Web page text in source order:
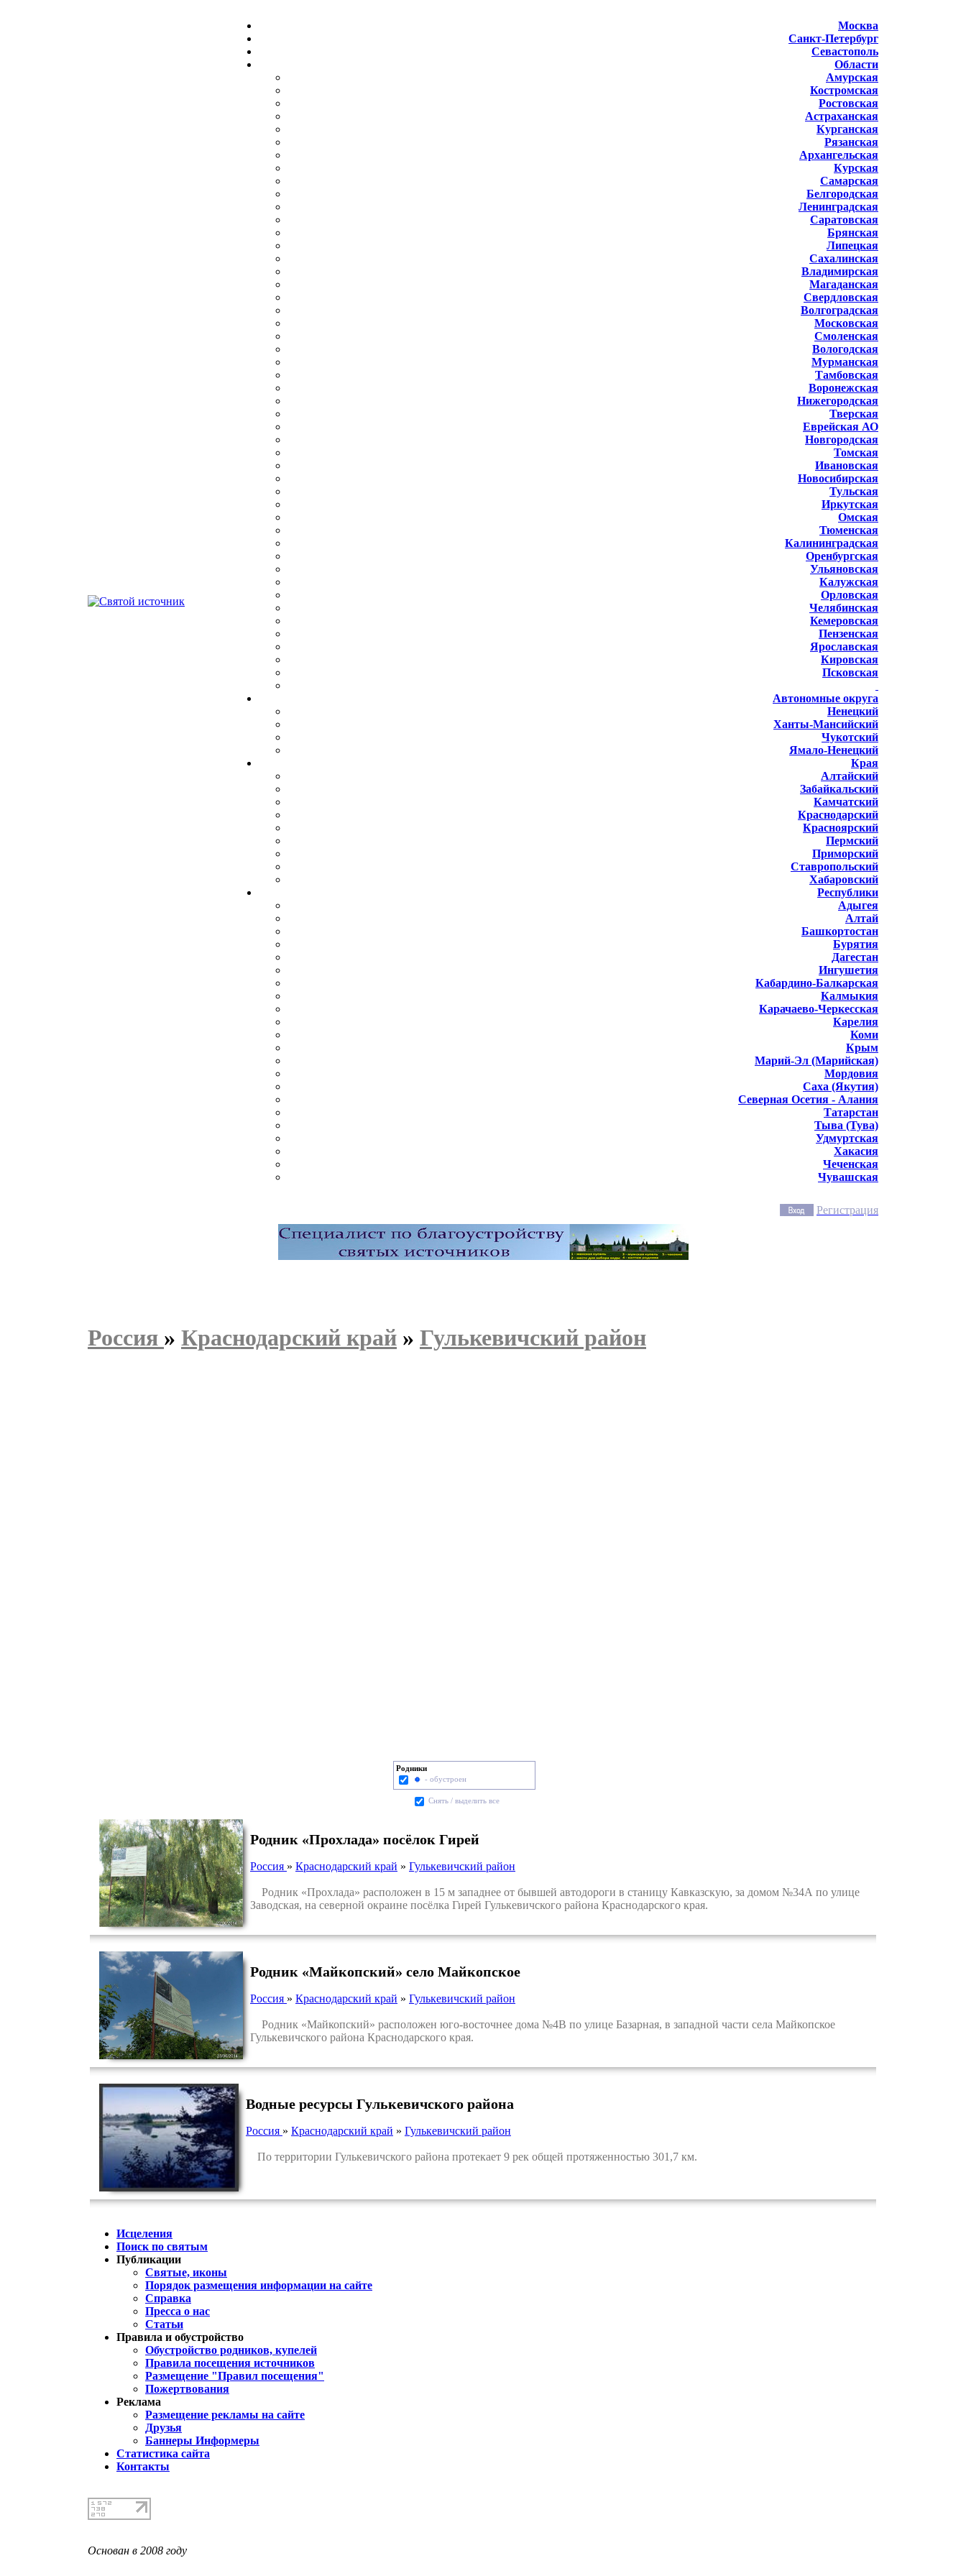
Москва
Санкт-Петербург
Севастополь
Области
Амурская
Костромская
Ростовская
Астраханская
Курганская
Рязанская
Архангельская
Курская
Самарская
Белгородская
Ленинградская
Саратовская
Брянская
Липецкая
Сахалинская
Владимирская
Магаданская
Свердловская
Волгоградская
Московская
Смоленская
Вологодская
Мурманская
Тамбовская
Воронежская
Нижегородская
Тверская
Еврейская АО
Новгородская
Томская
Ивановская
Новосибирская
Тульская
Иркутская
Омская
Тюменская
Калининградская
Оренбургская
Ульяновская
Калужская
Орловская
Челябинская
Кемеровская
Пензенская
Ярославская
Кировская
Псковская
Автономные округа
Ненецкий
Ханты-Мансийский
Чукотский
Ямало-Ненецкий
Края
Алтайский
Забайкальский
Камчатский
Краснодарский
Красноярский
Пермский
Приморский
Ставропольский
Хабаровский
Республики
Адыгея
Алтай
Башкортостан
Бурятия
Дагестан
Ингушетия
Кабардино-Балкарская
Калмыкия
Карачаево-Черкесская
Карелия
Коми
Крым
Марий-Эл (Марийская)
Мордовия
Саха (Якутия)
Северная Осетия - Алания
Татарстан
Тыва (Тува)
Удмуртская
Хакасия
Чеченская
Чувашская
Регистрация
Россия » Краснодарский край » Гулькевичский район
Родники
- обустроен
Cнять / выделить все
Родник «Прохлада» посёлок Гирей
Россия » Краснодарский край » Гулькевичский район
Родник «Прохлада» расположен в 15 м западнее от бывшей автодороги в станицу Кавказскую, за домом №34А по улице
Заводская, на северной окраине посёлка Гирей Гулькевичского района Краснодарского края.
Родник «Майкопский» село Майкопское
Россия » Краснодарский край » Гулькевичский район
Родник «Майкопский» расположен юго-восточнее дома №4В по улице Базарная, в западной части села Майкопское
Гулькевичского района Краснодарского края.
Водные ресурсы Гулькевичского района
Россия » Краснодарский край » Гулькевичский район
По территории Гулькевичского района протекает 9 рек общей протяженностью 301,7 км.
Исцеления
Поиск по святым
Публикации
Святые, иконы
Порядок размещения информации на сайте
Справка
Пресса о нас
Статьи
Правила и обустройство
Обустройство родников, купелей
Правила посещения источников
Размещение "Правил посещения"
Пожертвования
Реклама
Размещение рекламы на сайте
Друзья
Баннеры Информеры
Статистика сайта
Контакты
Основан в 2008 году